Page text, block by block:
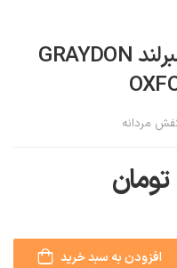
کفش بند دار مردانه تیمبرلند GRAYDON
مردانه
تومان
افزودن به سبد خرید